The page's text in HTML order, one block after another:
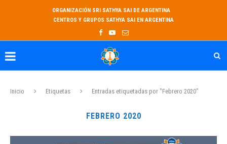
ORGANIZACIÓN SRI SATHYA SAI DE ARGENTINA
CENTROS Y GRUPOS SATHYA SAI EN ARGENTINA
Inicio Etiquetas Entradas etiquetadas por "Febrero 2020"
FEBRERO 2020